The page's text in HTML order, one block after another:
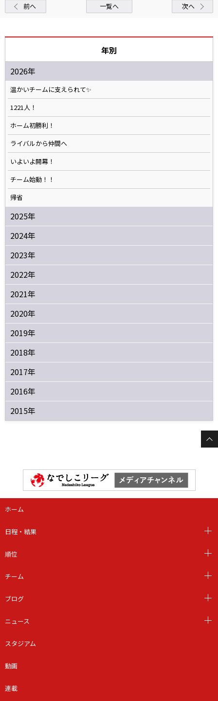
前へ 一覧へ 次へ
年別
2026年
温かいチームに支えられて✨️
1221人！
ホーム初勝利！
ライバルから仲間へ
いよいよ開幕！
チーム始動！！
帰省
2025年
2024年
2023年
2022年
2021年
2020年
2019年
2018年
2017年
2016年
2015年
ホーム
日程・結果
順位
チーム
ブログ
ニュース
スタジアム
動画
連載